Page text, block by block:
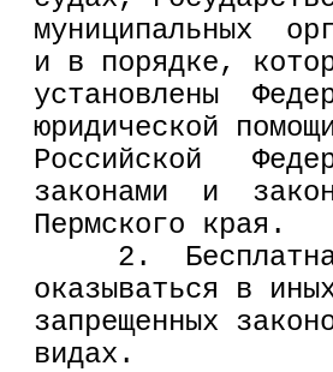
муниципальных
и в порядке,
установлены
юридической
Российской
законами  и
Пермского края.
2.  Бесплатная
оказываться в
запрещенных
видах.